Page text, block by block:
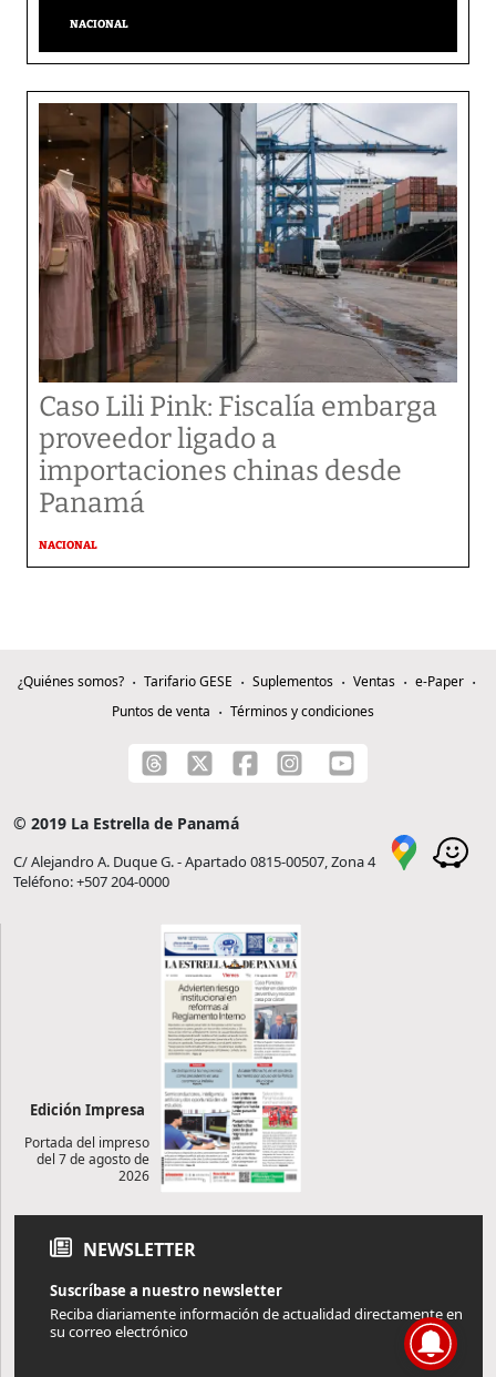
NACIONAL
Caso Lili Pink: Fiscalía embarga
proveedor ligado a
importaciones chinas desde
Panamá
NACIONAL
¿Quiénes somos? Tarifario GESE Suplementos Ventas
e-Paper
Puntos de venta
Términos y condiciones
© 2019 La Estrella de Panamá
C/ Alejandro A. Duque G. - Apartado 0815-00507, Zona 4
Teléfono: +507 204-0000
Edición Impresa
Portada del impreso
del 7 de agosto de
2026
NEWSLETTER
Suscríbase a nuestro newsletter
Reciba diariamente información de actualidad directamente en
su correo electrónico